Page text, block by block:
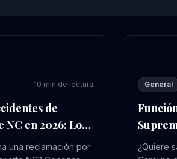
de Camiones en Charlotte NC en
10 min de lectura
de
NC en 2026: Lo
una reclamación por
Función y
General
¿Quiere